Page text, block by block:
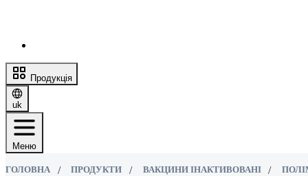
Продукція
uk
Меню
ГОЛОВНА ПРОДУКТИ ВАКЦИНИ ІНАКТИВОВАНІ